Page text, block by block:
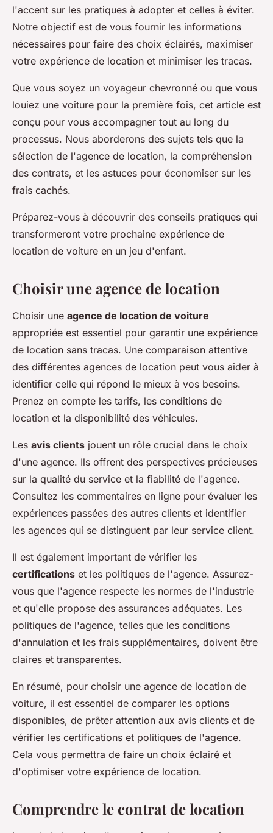
l'accent sur les pratiques à adopter et celles à éviter.
Notre objectif est de vous fournir les informations
nécessaires pour faire des choix éclairés, maximiser
votre expérience de location et minimiser les tracas.
Que vous soyez un voyageur chevronné ou que vous
louiez une voiture pour la première fois, cet article est
conçu pour vous accompagner tout au long du
processus. Nous aborderons des sujets tels que la
sélection de l'agence de location, la compréhension
des contrats, et les astuces pour économiser sur les
frais cachés.
Préparez-vous à découvrir des conseils pratiques qui
transformeront votre prochaine expérience de
location de voiture en un jeu d'enfant.
Choisir une agence de location
Choisir une agence de location de voiture
appropriée est essentiel pour garantir une expérience
de location sans tracas. Une comparaison attentive
des différentes agences de location peut vous aider à
identifier celle qui répond le mieux à vos besoins.
Prenez en compte les tarifs, les conditions de
location et la disponibilité des véhicules.
Les avis clients jouent un rôle crucial dans le choix
d'une agence. Ils offrent des perspectives précieuses
sur la qualité du service et la fiabilité de l'agence.
Consultez les commentaires en ligne pour évaluer les
expériences passées des autres clients et identifier
les agences qui se distinguent par leur service client.
Il est également important de vérifier les
certifications et les politiques de l'agence. Assurez-
vous que l'agence respecte les normes de l'industrie
et qu'elle propose des assurances adéquates. Les
politiques de l'agence, telles que les conditions
d'annulation et les frais supplémentaires, doivent être
claires et transparentes.
En résumé, pour choisir une agence de location de
voiture, il est essentiel de comparer les options
disponibles, de prêter attention aux avis clients et de
vérifier les certifications et politiques de l'agence.
Cela vous permettra de faire un choix éclairé et
d'optimiser votre expérience de location.
Comprendre le contrat de location